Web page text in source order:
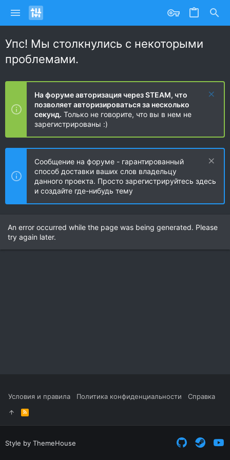
Упс! Мы столкнулись с некоторыми
проблемами.
На форуме авторизация через STEAM, что
позволяет авторизироваться за несколько
секунд. Только не говорите, что вы в нем не
зарегистрированы :)
Сообщение на форуме - гарантированный
способ доставки ваших слов владельцу
данного проекта. Просто зарегистрируйтесь здесь
и создайте где-нибудь тему
An error occurred while the page was being generated. Please
try again later.
Условия и правила Политика конфиденциальности Справка
R
S
S
Style by ThemeHouse